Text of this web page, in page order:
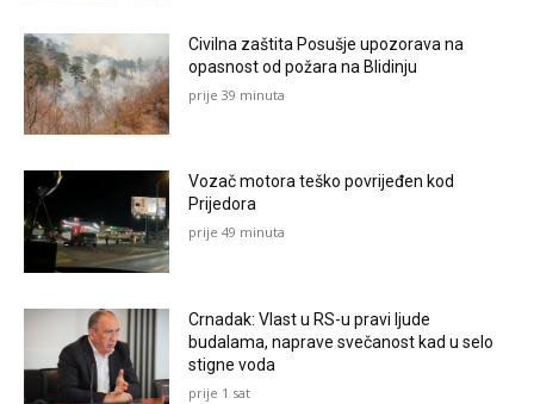
Civilna zaštita Posušje upozorava na
opasnost od požara na Blidinju
prije 39 minuta
Vozač motora teško povrijeđen kod
Prijedora
prije 49 minuta
Crnadak: Vlast u RS-u pravi ljude
budalama, naprave svečanost kad u selo
stigne voda
prije 1 sat